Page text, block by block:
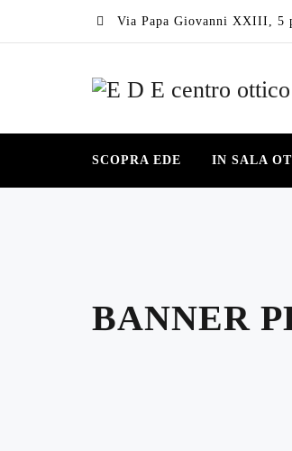
Via Papa Giovanni XXIII, 5
SCOPRA EDE IN SALA
BANNER